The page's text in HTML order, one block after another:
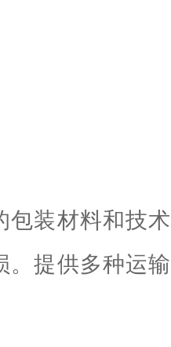
包装材料和技
。提供多种运